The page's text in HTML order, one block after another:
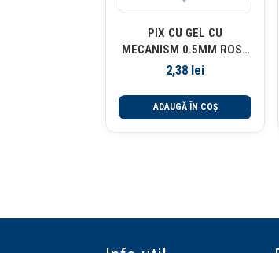
PIX CU GEL CU
MECANISM 0.5MM ROSU
DELIGHT DELI
2,38 lei
ADAUGĂ ÎN COȘ